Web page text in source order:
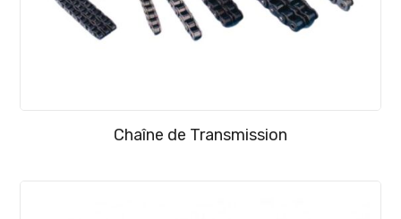
Chaîne de Transmission